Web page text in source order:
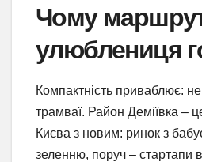
Чому
улюблениця
Компактність приваблює:
трамваї. Район Деміївка –
Києва з новим: ринок з
зеленню, поруч – стартапи